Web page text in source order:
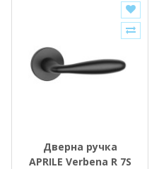
Дверна ручка
APRILE Verbena R 7S